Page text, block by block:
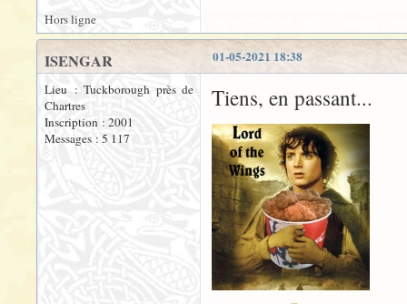
Hors ligne
01-05-2021 18:38
ISENGAR
Lieu : Tuckborough près de
Chartres
Inscription : 2001
Messages : 5 117
Tiens, en passant...